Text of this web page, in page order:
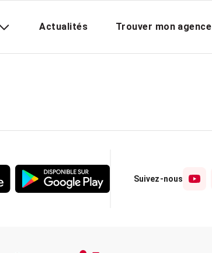
Actualités Trouver mon agence
Suivez-nous